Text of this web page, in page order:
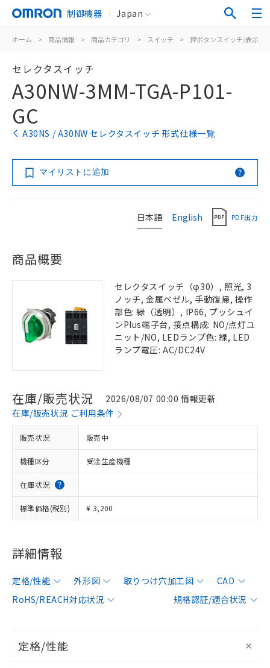
制御機器 Japan
ホーム > 商品情報 > 商品カテゴリ > スイッチ > 押ボタンスイッチ/表示灯
セレクタスイッチ
A30NW-3MM-TGA-P101-
GC
A30NS / A30NW セレクタスイッチ 形式仕様一覧
マイリストに追加
日本語 English PDF出力
商品概要
セレクタスイッチ（φ30）, 照光, 3
ノッチ, 金属ベゼル, 手動復帰, 操作
部色: 緑（透明）, IP66, プッシュイ
ンPlus端子台, 接点構成: NO/点灯ユ
ニット/NO, LEDランプ色: 緑, LED
ランプ電圧: AC/DC24V
在庫/販売状況
2026/08/07 00:00 情報更新
在庫/販売状況 ご利用条件
販売状況 販売中
機種区分 受注生産機種
在庫状況
標準価格(税別) ¥ 3,200
詳細情報
定格/性能 外形図 取りつけ穴加工図
CAD
RoHS/REACH対応状況
規格認証/適合状況
定格/性能